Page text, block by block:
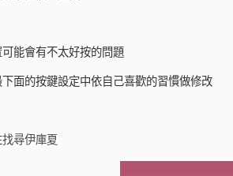
能會有不太好按的問題
面的按鍵設定中依自己喜歡的習慣做修改
尋伊庫夏